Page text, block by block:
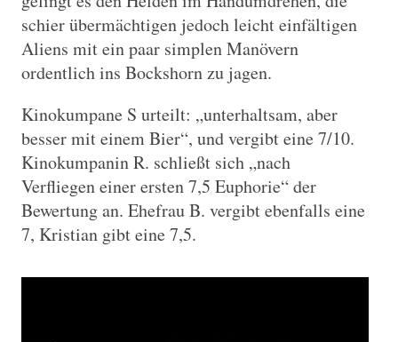
schier übermächtigen jedoch leicht einfältigen
Aliens mit ein paar simplen Manövern
ordentlich ins Bockshorn zu jagen.
Kinokumpane S urteilt: „unterhaltsam, aber
besser mit einem Bier“, und vergibt eine 7/10.
Kinokumpanin R. schließt sich „nach
Verfliegen einer ersten 7,5 Euphorie“ der
Bewertung an. Ehefrau B. vergibt ebenfalls eine
7, Kristian gibt eine 7,5.